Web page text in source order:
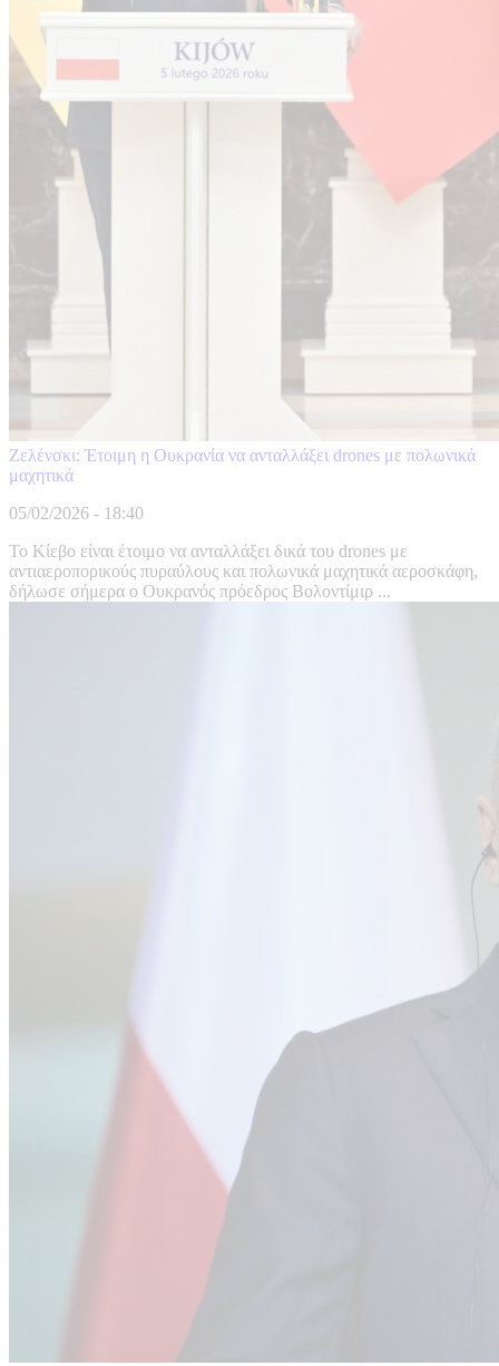
Ζελένσκι: Έτοιμη η Ουκρανία να ανταλλάξει drones με πολωνικά
μαχητικά
05/02/2026 - 18:40
Το Κίεβο είναι έτοιμο να ανταλλάξει δικά του drones με
αντιαεροπορικούς πυραύλους και πολωνικά μαχητικά αεροσκάφη,
δήλωσε σήμερα ο Ουκρανός πρόεδρος Βολοντίμιρ ...